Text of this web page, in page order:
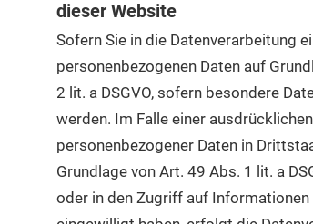
dieser Website
Sofern Sie in die Datenverarbeitung
personenbezogenen Daten auf
2 lit. a DSGVO, sofern besondere
werden. Im Falle einer
personenbezogener Daten in
Grundlage von Art. 49 Abs. 1 lit. a
oder in den Zugriff auf Informationen